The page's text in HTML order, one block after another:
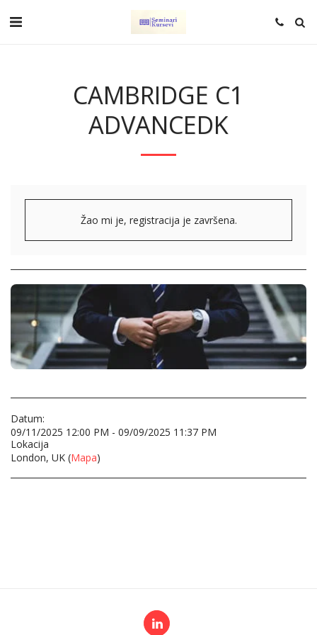
CAMBRIDGE C1
ADVANCEDK
Žao mi je, registracija je završena.
Datum:
09/11/2025 12:00 PM - 09/09/2025 11:37 PM
Lokacija
London, UK (Mapa)